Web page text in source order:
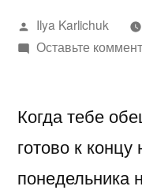
Написано
автором
Ilya Karlichuk
Оставьте
Когда тебе
готово к
понедельника